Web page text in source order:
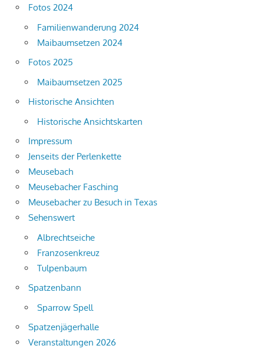
Fotos 2024
Familienwanderung 2024
Maibaumsetzen 2024
Fotos 2025
Maibaumsetzen 2025
Historische Ansichten
Historische Ansichtskarten
Impressum
Jenseits der Perlenkette
Meusebach
Meusebacher Fasching
Meusebacher zu Besuch in Texas
Sehenswert
Albrechtseiche
Franzosenkreuz
Tulpenbaum
Spatzenbann
Sparrow Spell
Spatzenjägerhalle
Veranstaltungen 2026